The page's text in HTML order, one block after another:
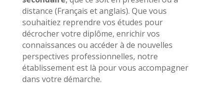
distance (Français et anglais). Que vous
souhaitiez reprendre vos études pour
décrocher votre diplôme, enrichir vos
connaissances ou accéder à de nouvelles
perspectives professionnelles, notre
établissement est là pour vous accompagner
dans votre démarche.